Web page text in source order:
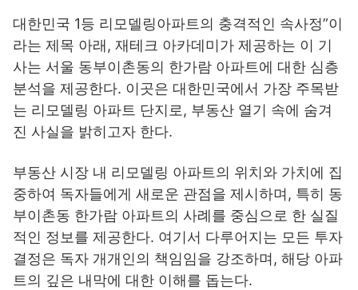
대한민국 1등 리모델링아파트의 충격적인 속사정”이
라는 제목 아래, 재테크 아카데미가 제공하는 이 기
사는 서울 동부이촌동의 한가람 아파트에 대한 심층
분석을 제공한다. 이곳은 대한민국에서 가장 주목받
는 리모델링 아파트 단지로, 부동산 열기 속에 숨겨
진 사실을 밝히고자 한다.
부동산 시장 내 리모델링 아파트의 위치와 가치에 집
중하여 독자들에게 새로운 관점을 제시하며, 특히 동
부이촌동 한가람 아파트의 사례를 중심으로 한 실질
적인 정보를 제공한다. 여기서 다루어지는 모든 투자
결정은 독자 개개인의 책임임을 강조하며, 해당 아파
트의 깊은 내막에 대한 이해를 돕는다.